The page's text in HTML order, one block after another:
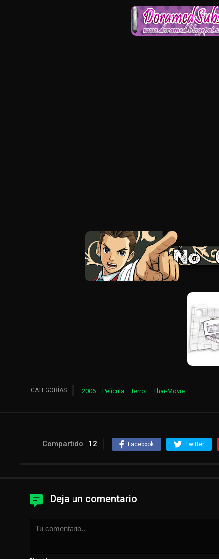
CATEGORÍAS 2006 Película Terror Thai-Movie
Compartido 12 Facebook Twitter
Deja un comentario